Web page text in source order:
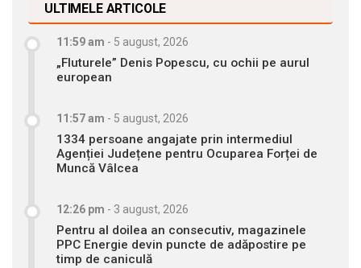
ULTIMELE ARTICOLE
11:59 am - 5 august, 2026
„Fluturele” Denis Popescu, cu ochii pe aurul
european
11:57 am - 5 august, 2026
1334 persoane angajate prin intermediul
Agenției Județene pentru Ocuparea Forței de
Muncă Vâlcea
12:26 pm - 3 august, 2026
Pentru al doilea an consecutiv, magazinele
PPC Energie devin puncte de adăpostire pe
timp de caniculă